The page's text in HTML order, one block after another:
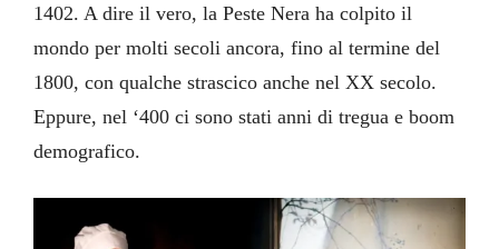
1402. A dire il vero, la Peste Nera ha colpito il
mondo per molti secoli ancora, fino al termine del
1800, con qualche strascico anche nel XX secolo.
Eppure, nel ‘400 ci sono stati anni di tregua e boom
demografico.